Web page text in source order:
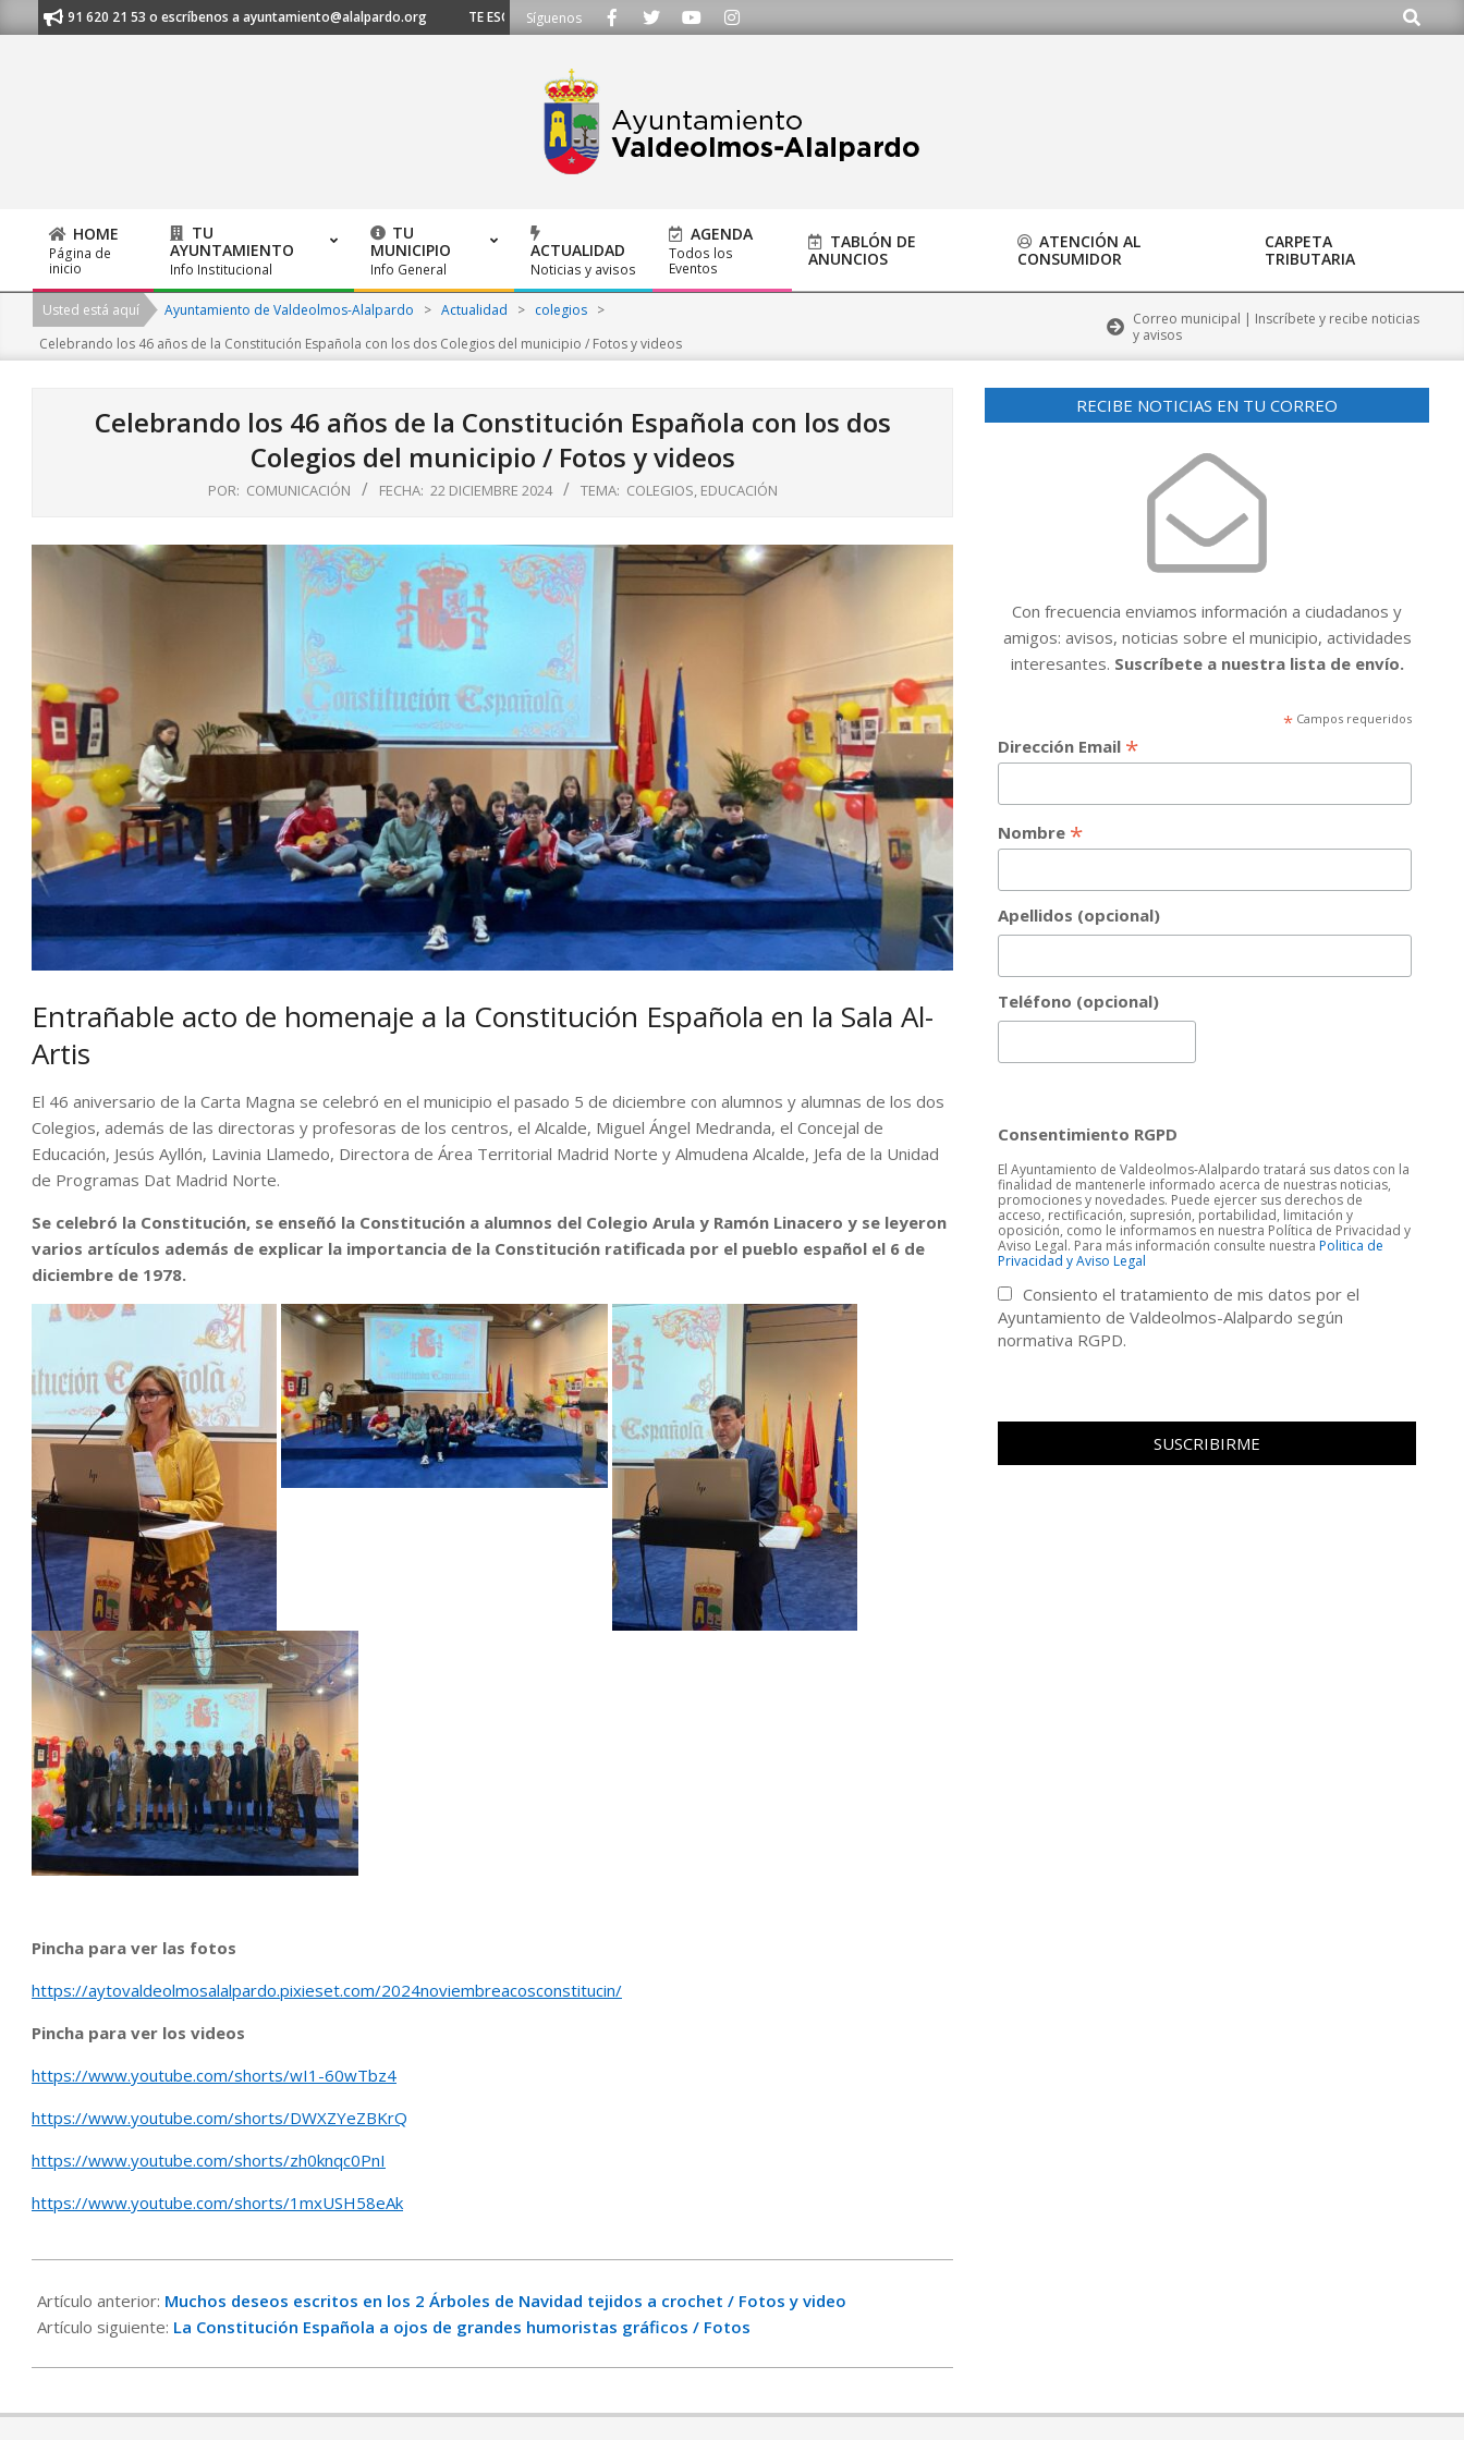
to
al 91 620 21 53 o escríbenos a ayuntamiento@alalpardo.org TE ESCUCHAMOS - Llámanos al 91 620 21 53 o escríbenos a ayuntamiento@alalpardo.org
Síguenos Buscar
Primary
Navigation
Menu
HOME
Página de
inicio
TU
AYUNTAMIENTO
Info Institucional
TU
MUNICIPIO
Info General
ACTUALIDAD
Noticias y avisos
AGENDA
Todos los
Eventos
TABLÓN DE
ANUNCIOS
ATENCIÓN AL
CONSUMIDOR
CARPETA
TRIBUTARIA
Usted está aquí Ayuntamiento de Valdeolmos-Alalpardo > Actualidad > colegios
>
Celebrando los 46 años de la Constitución Española con los dos Colegios del municipio / Fotos y videos
Correo municipal | Inscríbete y recibe noticias
y avisos
Celebrando los 46 años de la Constitución Española con los dos
Colegios del municipio / Fotos y videos
POR: COMUNICACIÓN FECHA: 22 DICIEMBRE 2024 TEMA: COLEGIOS, EDUCACIÓN
Entrañable acto de homenaje a la Constitución Española en la Sala Al-
Artis
El 46 aniversario de la Carta Magna se celebró en el municipio el pasado 5 de diciembre con alumnos y alumnas de los dos
Colegios, además de las directoras y profesoras de los centros, el Alcalde, Miguel Ángel Medranda, el Concejal de
Educación, Jesús Ayllón, Lavinia Llamedo, Directora de Área Territorial Madrid Norte y Almudena Alcalde, Jefa de la Unidad
de Programas Dat Madrid Norte.
Se celebró la Constitución, se enseñó la Constitución a alumnos del Colegio Arula y Ramón Linacero y se leyeron
varios artículos además de explicar la importancia de la Constitución ratificada por el pueblo español el 6 de
diciembre de 1978.
Pincha para ver las fotos
https://aytovaldeolmosalalpardo.pixieset.com/2024noviembreacosconstitucin/
Pincha para ver los videos
https://www.youtube.com/shorts/wI1-60wTbz4
https://www.youtube.com/shorts/DWXZYeZBKrQ
https://www.youtube.com/shorts/zh0knqc0PnI
https://www.youtube.com/shorts/1mxUSH58eAk
12-
22
Artículo anterior: Muchos deseos escritos en los 2 Árboles de Navidad tejidos a crochet / Fotos y video
Artículo siguiente: La Constitución Española a ojos de grandes humoristas gráficos / Fotos
RECIBE NOTICIAS EN TU CORREO
Con frecuencia enviamos información a ciudadanos y
amigos: avisos, noticias sobre el municipio, actividades
interesantes. Suscríbete a nuestra lista de envío.
* Campos requeridos
Dirección Email *
Nombre *
Apellidos (opcional)
Teléfono (opcional)
Consentimiento RGPD
El Ayuntamiento de Valdeolmos-Alalpardo tratará sus datos con la
finalidad de mantenerle informado acerca de nuestras noticias,
promociones y novedades. Puede ejercer sus derechos de
acceso, rectificación, supresión, portabilidad, limitación y
oposición, como le informamos en nuestra Política de Privacidad y
Aviso Legal. Para más información consulte nuestraPolitica de
Privacidad y Aviso Legal
Consiento el tratamiento de mis datos por el
Ayuntamiento de Valdeolmos-Alalpardo según
normativa RGPD.